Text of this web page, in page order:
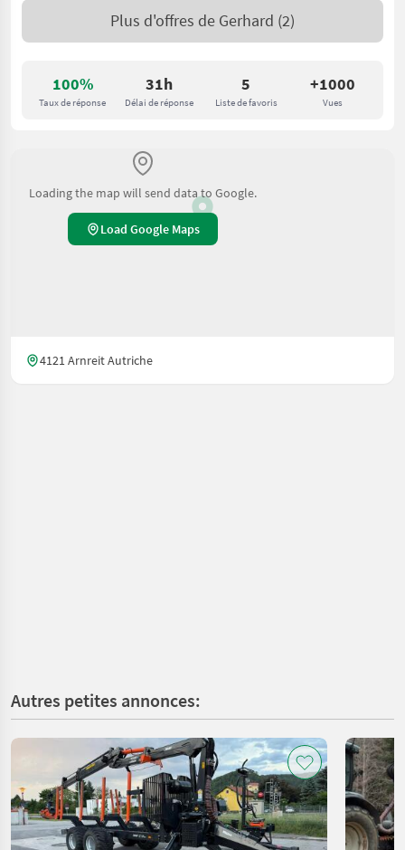
100%
Taux de réponse
31h
Délai de réponse
5
Liste de favoris
+1000
Vues
Plus d'offres de Gerhard (2)
Loading the map will send data to Google.
Load Google Maps
4121 Arnreit Autriche
Autres petites annonces: